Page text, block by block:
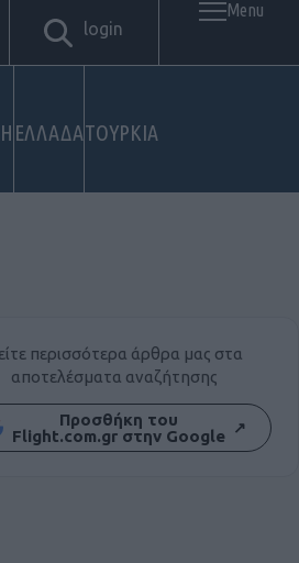
ΕΛΛΑΔΑΤΟΥΡΚΙΑ
login
Menu
περισσότερα άρθρα μας στα
αποτελέσματα αναζήτησης
Προσθήκη του
Flight.com.gr στην Google ↗